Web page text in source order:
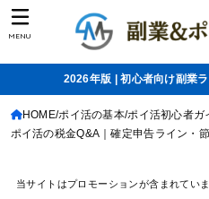
MENU
2026年版 | 初心者向け副業
HOME ポイ活の基本 ポイ活初心者ガ
ポイ活の税金Q&A｜確定申告ライン・
当サイトはプロモーションが含まれてい